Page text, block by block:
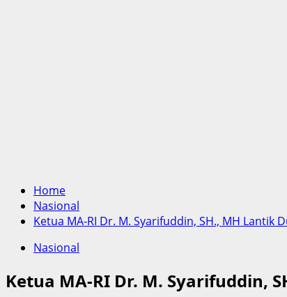
Home
Nasional
Ketua MA-RI Dr. M. Syarifuddin, SH., MH Lantik
Nasional
Ketua MA-RI Dr. M. Syarifuddin,